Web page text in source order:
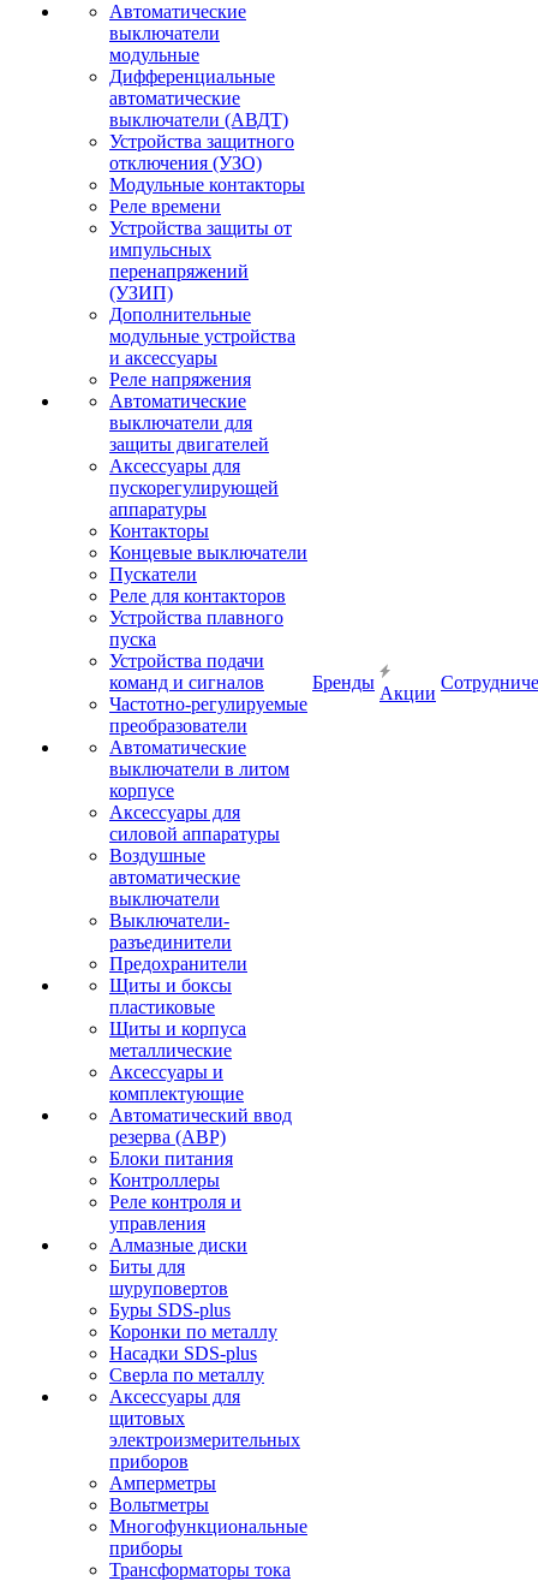
Автоматические
выключатели
модульные
Дифференциальные
автоматические
выключатели (АВДТ)
Устройства защитного
отключения (УЗО)
Модульные контакторы
Реле времени
Устройства защиты от
импульсных
перенапряжений
(УЗИП)
Дополнительные
модульные устройства
и аксессуары
Реле напряжения
Автоматические
выключатели для
защиты двигателей
Аксессуары для
пускорегулирующей
аппаратуры
Контакторы
Концевые выключатели
Пускатели
Реле для контакторов
Устройства плавного
пуска
Устройства подачи
команд и сигналов
Частотно-регулируемые
преобразователи
Автоматические
выключатели в литом
корпусе
Аксессуары для
силовой аппаратуры
Воздушные
автоматические
выключатели
Выключатели-
разъединители
Предохранители
Щиты и боксы
пластиковые
Щиты и корпуса
металлические
Аксессуары и
комплектующие
Автоматический ввод
резерва (АВР)
Блоки питания
Контроллеры
Реле контроля и
управления
Алмазные диски
Биты для
шуруповертов
Буры SDS-plus
Коронки по металлу
Насадки SDS-plus
Сверла по металлу
Аксессуары для
щитовых
электроизмерительных
приборов
Амперметры
Вольтметры
Многофункциональные
приборы
Трансформаторы тока
Бренды
Акции